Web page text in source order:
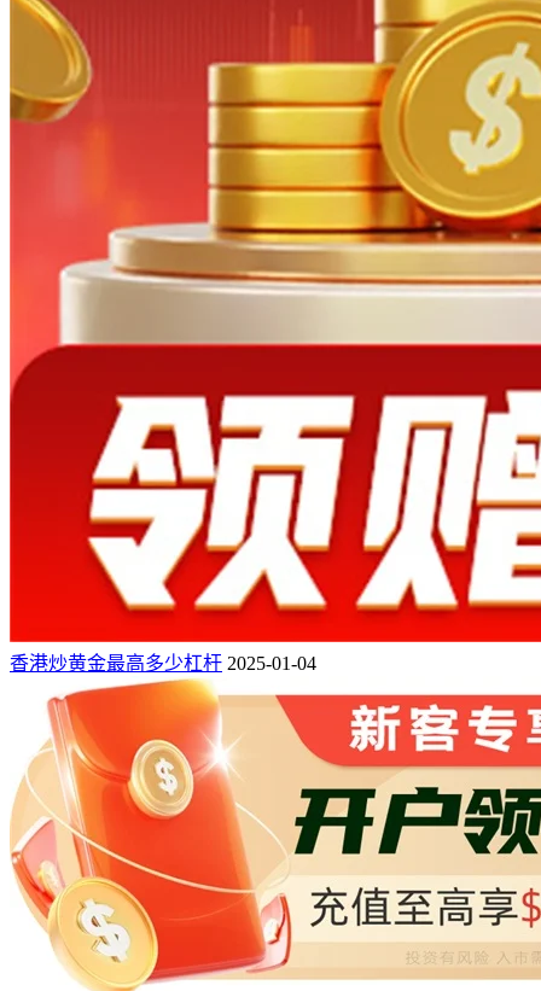
香港炒黄金最高多少杠杆 2025-01-04